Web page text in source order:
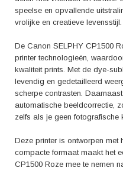
speelse en opvallende
vrolijke en creatieve levensstijl.
De Canon SELPHY CP1500
printer technologieën,
kwaliteit prints. Met de dye-
levendig en gedetailleerd
scherpe contrasten.
automatische beeldcorrectie,
zelfs als je geen fotografische
Deze printer is ontworpen
compacte formaat maakt het
CP1500 Roze mee te nemen